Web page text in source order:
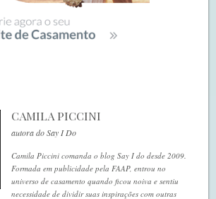
CAMILA PICCINI
autora do Say I Do
Camila Piccini comanda o blog Say I do desde 2009.
Formada em publicidade pela FAAP, entrou no
universo de casamento quando ficou noiva e sentiu
necessidade de dividir suas inspirações com outras